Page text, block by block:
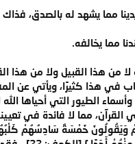
مما يشهد له بالصدق، فذاك
مما يخالفه.
هذا القبيل ولا من هذا
في هذا كثيرًا، ويأتي
الطيور التي أحياها الله
القرآن، مما لا فائدة في
وَيَقُولُونَ خَمْسَةٌ سَادِسُهُمْ